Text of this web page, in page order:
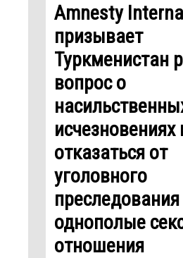
Amnesty
призывает
Туркменистан
вопрос о
исчезновениях
отказаться от
уголовного
преследования
однополые
отношения